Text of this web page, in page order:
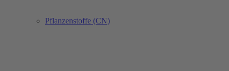
Pflanzenstoffe (CN)